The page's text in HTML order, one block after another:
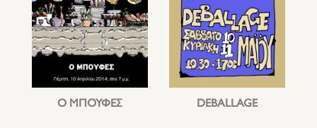
Ο ΜΠΟΥΦΕΣ DEBALLAGE